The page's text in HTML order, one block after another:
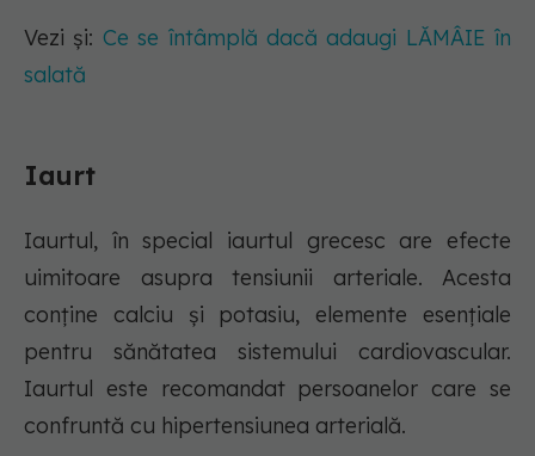
Vezi și: Ce se întâmplă dacă adaugi LĂMÂIE în
salată
Iaurt
Iaurtul, în special iaurtul grecesc are efecte
uimitoare asupra tensiunii arteriale. Acesta
conține calciu și potasiu, elemente esențiale
pentru sănătatea sistemului cardiovascular.
Iaurtul este recomandat persoanelor care se
confruntă cu hipertensiunea arterială.